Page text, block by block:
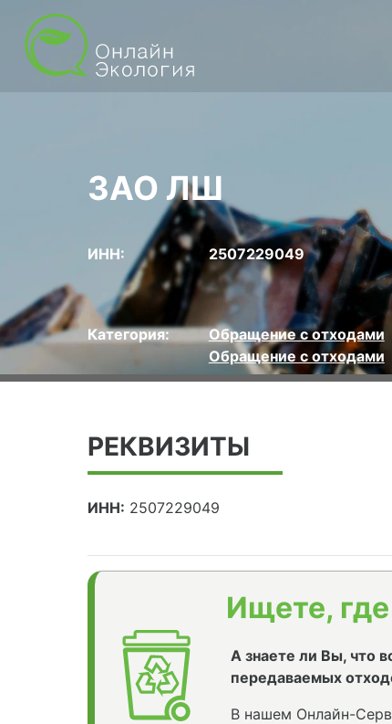
ЗАО ЛШ
ИНН: 2507229049
Категория: Обращение с отходами
Обращение с отходами
РЕКВИЗИТЫ
ИНН: 2507229049
Ищете,
А знаете ли Вы, что
передаваемых
В нашем Онлайн-